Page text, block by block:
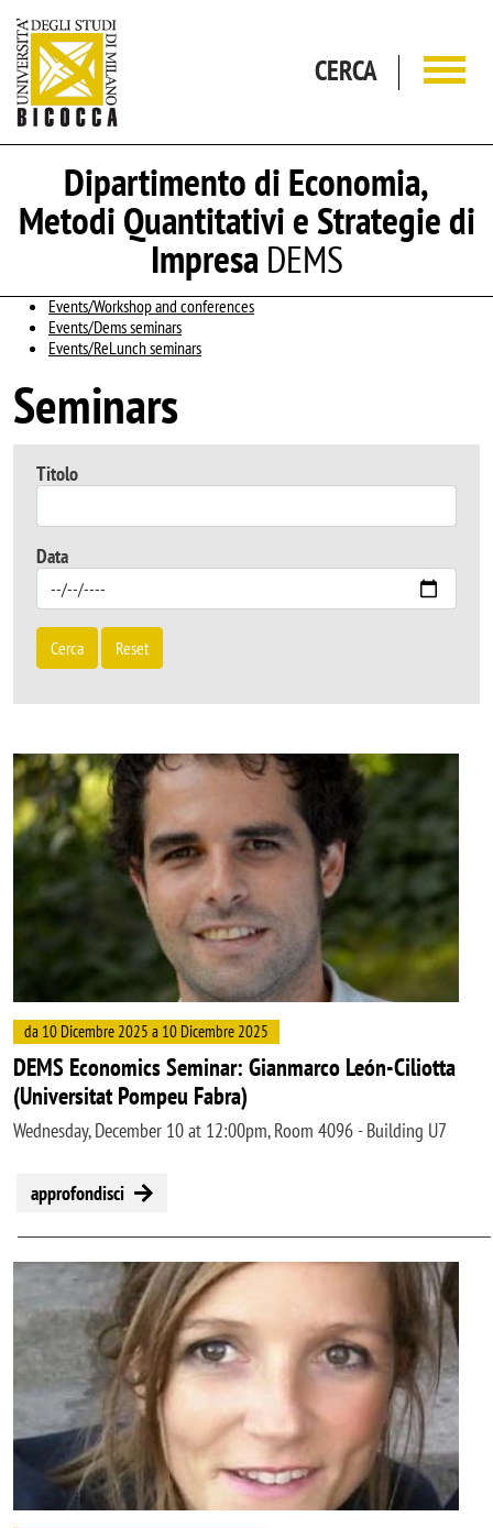
CERCA
Dipartimento di Economia,
Metodi Quantitativi e Strategie di
ImpresaDEMS
Events/Workshop and conferences
Events/Dems seminars
Events/ReLunch seminars
Seminars
Titolo
Data
Cerca Reset
Image
da 10 Dicembre 2025 a 10 Dicembre 2025
DEMS Economics Seminar: Gianmarco León-Ciliotta
(Universitat Pompeu Fabra)
Wednesday, December 10 at 12:00pm, Room 4096 - Building U7
approfondisci
Image